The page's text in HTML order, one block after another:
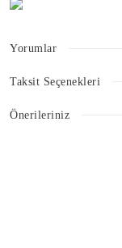
Yorumlar
Taksit Seçenekleri
Önerileriniz